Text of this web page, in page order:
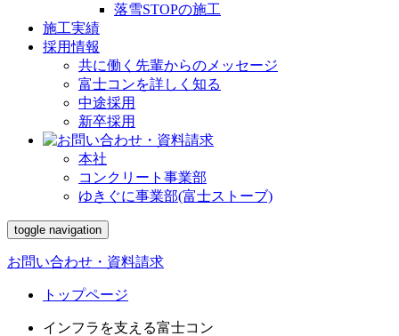
落雪STOPの施工
施工実績
採用情報
共に働く先輩からのメッセージ
富士コンを詳しく知る
中途採用
新卒採用
本社
コンクリート事業部
ゆきぐに事業部(富士ストーブ)
toggle navigation
お問い合わせ・資料請求
トップページ
インフラを支える富士コン